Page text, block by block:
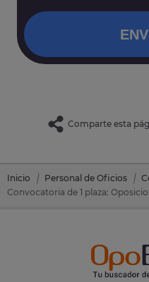
Comparte esta
Inicio Personal de Oficios